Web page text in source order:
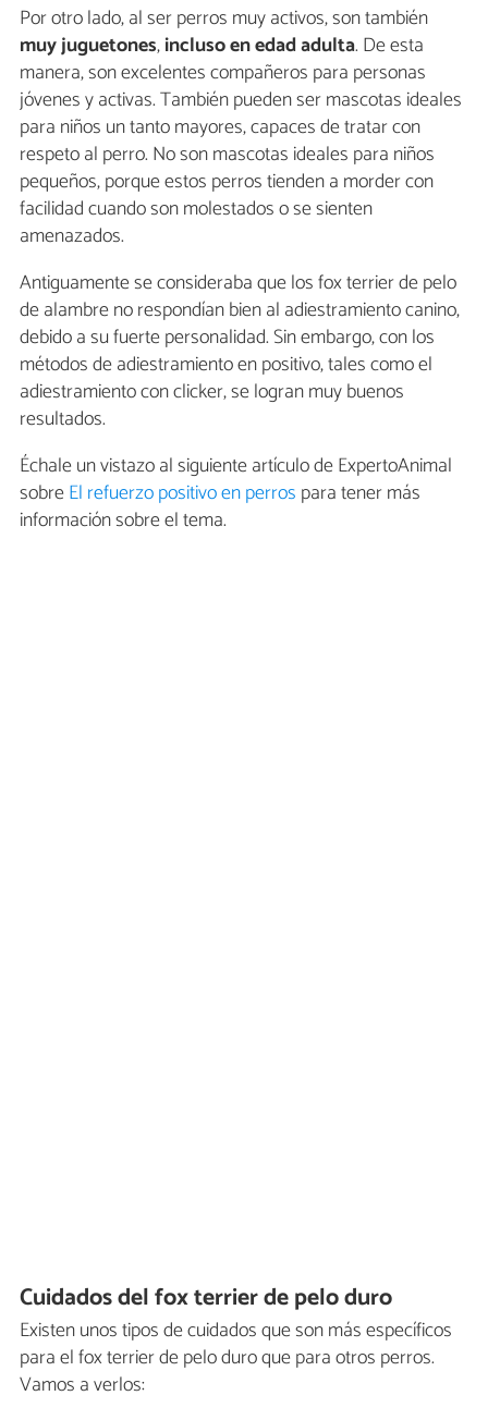
Por otro lado, al ser perros muy activos, son también
muy juguetones,incluso en edad adulta. De esta
manera, son excelentes compañeros para personas
jóvenes y activas. También pueden ser mascotas ideales
para niños un tanto mayores, capaces de tratar con
respeto al perro. No son mascotas ideales para niños
pequeños, porque estos perros tienden a morder con
facilidad cuando son molestados o se sienten
amenazados.
Antiguamente se consideraba que los fox terrier de pelo
de alambre no respondían bien al adiestramiento canino,
debido a su fuerte personalidad. Sin embargo, con los
métodos de adiestramiento en positivo, tales como el
adiestramiento con clicker, se logran muy buenos
resultados.
Échale un vistazo al siguiente artículo de ExpertoAnimal
sobreEl refuerzo positivo en perros para tener más
información sobre el tema.
Cuidados del fox terrier de pelo duro
Existen unos tipos de cuidados que son más específicos
para el fox terrier de pelo duro que para otros perros.
Vamos a verlos: